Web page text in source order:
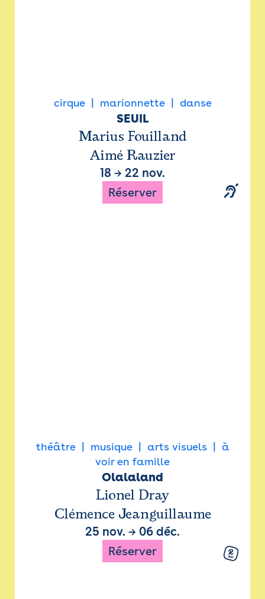
cirque marionnette danse
SEUIL
Marius Fouilland
Aimé Rauzier
18 → 22 nov.
Réserver
théâtre musique arts visuels
à
voir en famille
Olalaland
Lionel Dray
Clémence Jeanguillaume
25 nov. → 06 déc.
Réserver